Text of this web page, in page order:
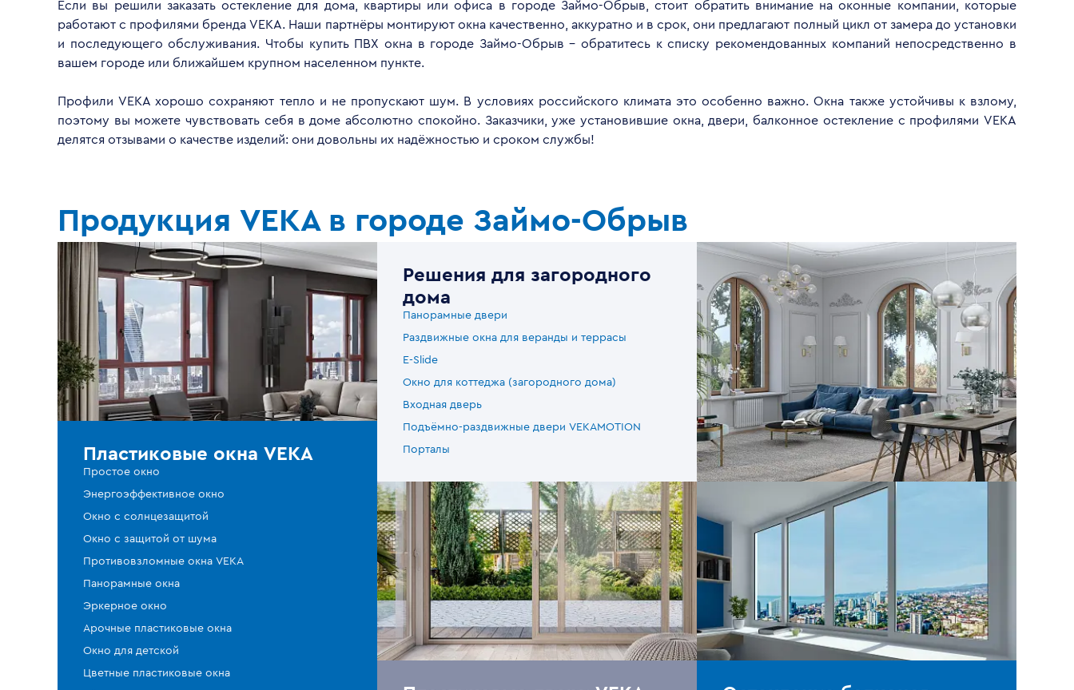
Если вы решили заказать остекление для дома, квартиры или офиса в городе Займо-Обрыв, стоит обратить внимание на оконные компании, которые
работают с профилями бренда VEKA. Наши партнёры монтируют окна качественно, аккуратно и в срок, они предлагают полный цикл от замера до установки
и последующего обслуживания. Чтобы купить ПВХ окна в городе Займо-Обрыв - обратитесь к списку рекомендованных компаний непосредственно в
вашем городе или ближайшем крупном населенном пункте.
Профили VEKA хорошо сохраняют тепло и не пропускают шум. В условиях российского климата это особенно важно. Окна также устойчивы к взлому,
поэтому вы можете чувствовать себя в доме абсолютно спокойно. Заказчики, уже установившие окна, двери, балконное остекление с профилями VEKA
делятся отзывами о качестве изделий: они довольны их надёжностью и сроком службы!
Продукция VEKA в городе Займо-Обрыв
Пластиковые окна VEKA
Простое окно
Энергоэффективное окно
Окно с солнцезащитой
Окно с защитой от шума
Противовзломные окна VEKA
Панорамные окна
Эркерное окно
Арочные пластиковые окна
Окно для детской
Цветные пластиковые окна
Решения для загородного
дома
Панорамные двери
Раздвижные окна для веранды и террасы
E-Slide
Окно для коттеджа (загородного дома)
Входная дверь
Подъёмно-раздвижные двери VEKAMOTION
Порталы